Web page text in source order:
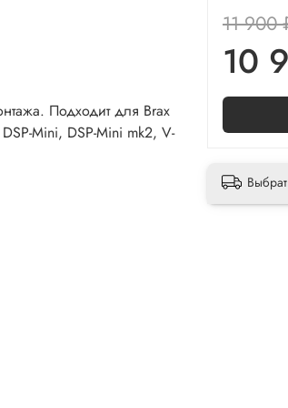
Подходит для Brax
Mini, DSP-Mini mk2, V-
11 900
10